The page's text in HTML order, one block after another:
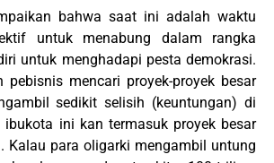
bahwa saat ini adalah waktu
untuk menabung dalam rangka
untuk menghadapi pesta demokrasi.
pebisnis mencari proyek-proyek besar
sedikit selisih (keuntungan) di
ini kan termasuk proyek besar
Kalau para oligarki mengambil untung